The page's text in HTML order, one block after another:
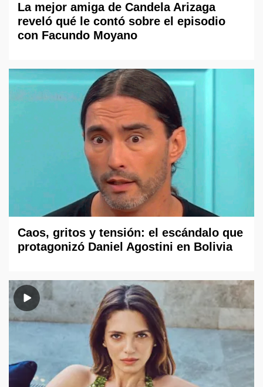
La mejor amiga de Candela Arizaga
reveló qué le contó sobre el episodio
con Facundo Moyano
Caos, gritos y tensión: el escándalo que
protagonizó Daniel Agostini en Bolivia